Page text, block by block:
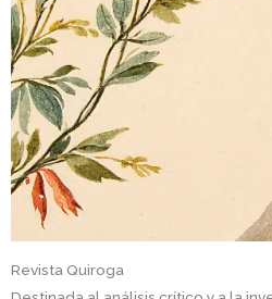
Revista Quiroga